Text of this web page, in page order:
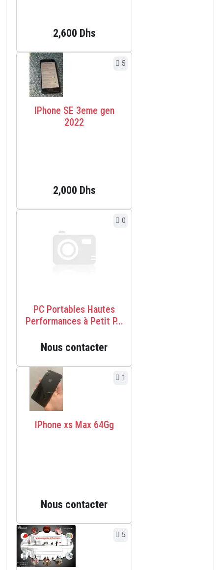
2,600 Dhs
5
IPhone SE 3eme gen
2022
2,000 Dhs
0
PC Portables Hautes
Performances à Petit P...
Nous contacter
1
IPhone xs Max 64Gg
Nous contacter
5